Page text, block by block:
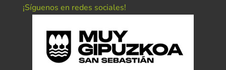
¡Síguenos en redes sociales!